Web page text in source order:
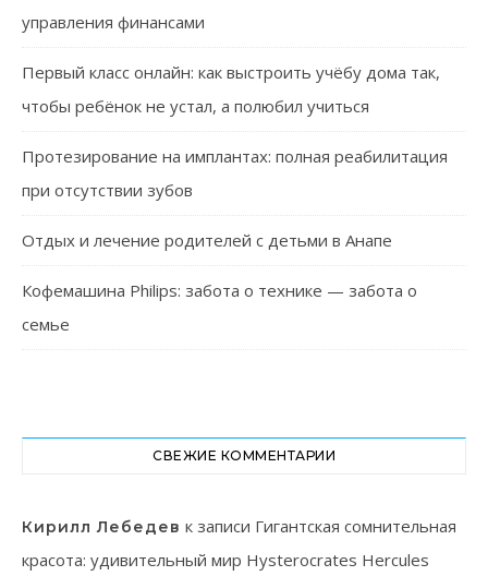
управления финансами
Первый класс онлайн: как выстроить учёбу дома так,
чтобы ребёнок не устал, а полюбил учиться
Протезирование на имплантах: полная реабилитация
при отсутствии зубов
Отдых и лечение родителей с детьми в Анапе
Кофемашина Philips: забота о технике — забота о
семье
СВЕЖИЕ КОММЕНТАРИИ
Кирилл Лебедев к записи Гигантская сомнительная
красота: удивительный мир Hysterocrates Hercules